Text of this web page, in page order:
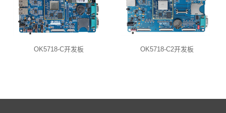
OK5718-C开发板 OK5718-C2开发板